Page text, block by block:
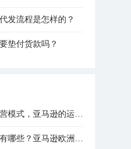
发流程是怎样的？
垫付货款吗？
亚马逊常见的六种运营模式，亚马逊的运营模式总结！
亚马逊十大畅销产品有哪些？亚马逊欧洲站热销产品排行榜！